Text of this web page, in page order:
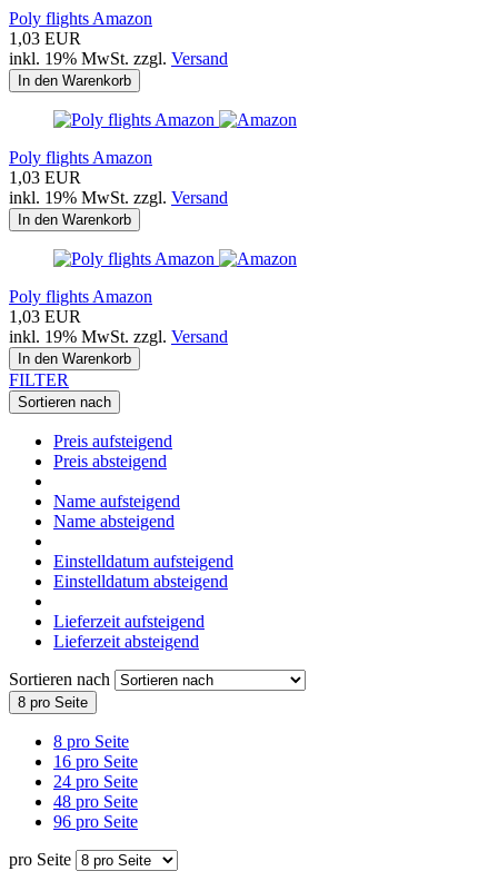
Poly flights Amazon
1,03 EUR
inkl. 19% MwSt. zzgl. Versand
In den Warenkorb
Poly flights Amazon
1,03 EUR
inkl. 19% MwSt. zzgl. Versand
In den Warenkorb
Poly flights Amazon
1,03 EUR
inkl. 19% MwSt. zzgl. Versand
In den Warenkorb
FILTER
Sortieren nach
Preis aufsteigend
Preis absteigend
Name aufsteigend
Name absteigend
Einstelldatum aufsteigend
Einstelldatum absteigend
Lieferzeit aufsteigend
Lieferzeit absteigend
Sortieren nach
8 pro Seite
8 pro Seite
16 pro Seite
24 pro Seite
48 pro Seite
96 pro Seite
pro Seite